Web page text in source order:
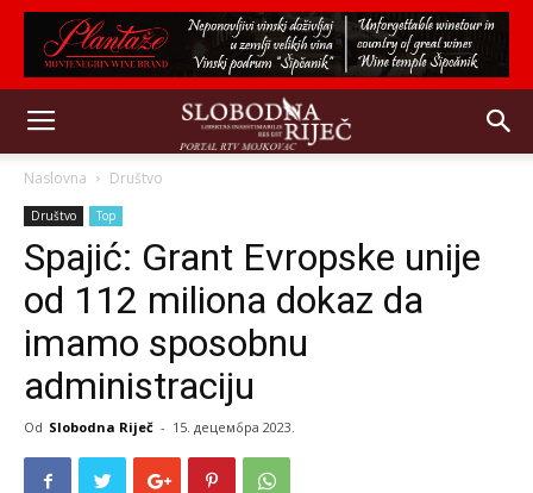
Naslovna Društvo
Društvo Top
Spajić: Grant Evropske unije
od 112 miliona dokaz da
imamo sposobnu
administraciju
Od Slobodna Riječ - 15. децембра 2023.